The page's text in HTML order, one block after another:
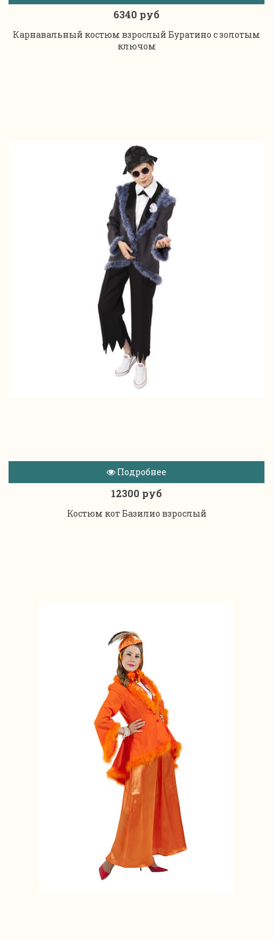
6340 руб
Карнавальный костюм взрослый Буратино с золотым
ключом
Подробнее
12300 руб
Костюм кот Базилио взрослый